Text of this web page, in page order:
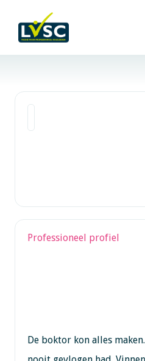
Professioneel profiel
De boktor kon alles